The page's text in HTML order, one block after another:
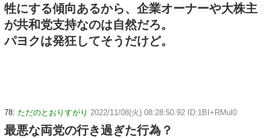
牲にする傾向あるから、企業オーナーや大株主
が共和党支持なのは自然だろ。
パヨクは発狂してそうだけど。
78: ただのとおりすがり 2022/11/08(火) 08:28:50.92 ID:1BI+RMul0
最悪な両党の行き過ぎた行為？